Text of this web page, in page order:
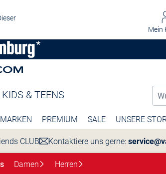
Mein
KIDS & TEENS
MARKEN PREMIUM SALE UNSERE
CLUB Kontaktiere uns gerne:
Damen Herren